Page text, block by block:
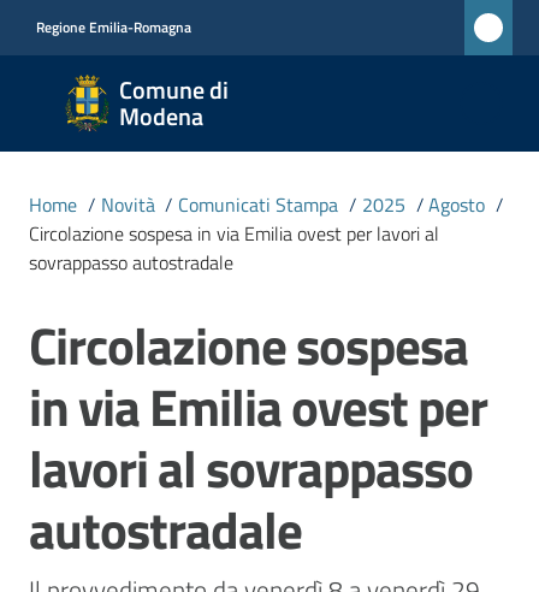
Regione Emilia-Romagna
Comune di
Modena
Comune
di
Modena
CIVICA
MONET
Amministrazione
Novità
Servizi
Vivere
Home / Novità / Comunicati Stampa / 2025 /Agosto /
Circolazione sospesa in via Emilia ovest per lavori al
sovrappasso autostradale
Salta al contenuto
Circolazione sospesa
in via Emilia ovest per
lavori al sovrappasso
autostradale